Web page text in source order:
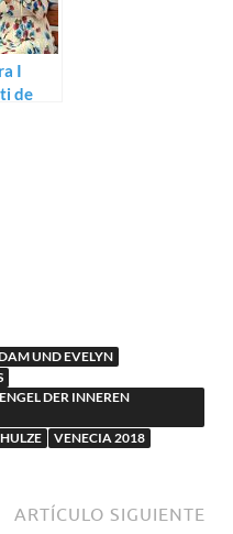
I
de
UND EVELYN
DER INNEREN
VENECIA 2018
ARTÍCULO SIGUIENTE